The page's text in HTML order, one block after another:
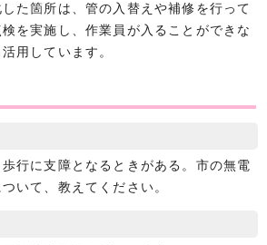
た箇所は、管の入替えや補修を行って
を実施し、作業員が入ることができな
用しています。
行に支障となるときがある。市の無電
いて、教えてください。